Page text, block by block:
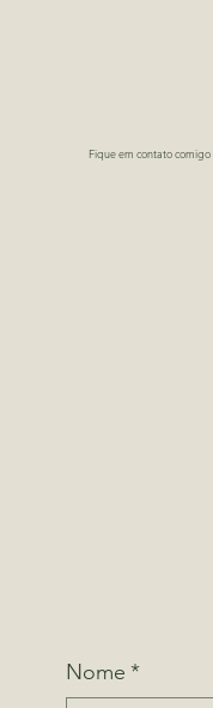
Nome *
Fique em contato